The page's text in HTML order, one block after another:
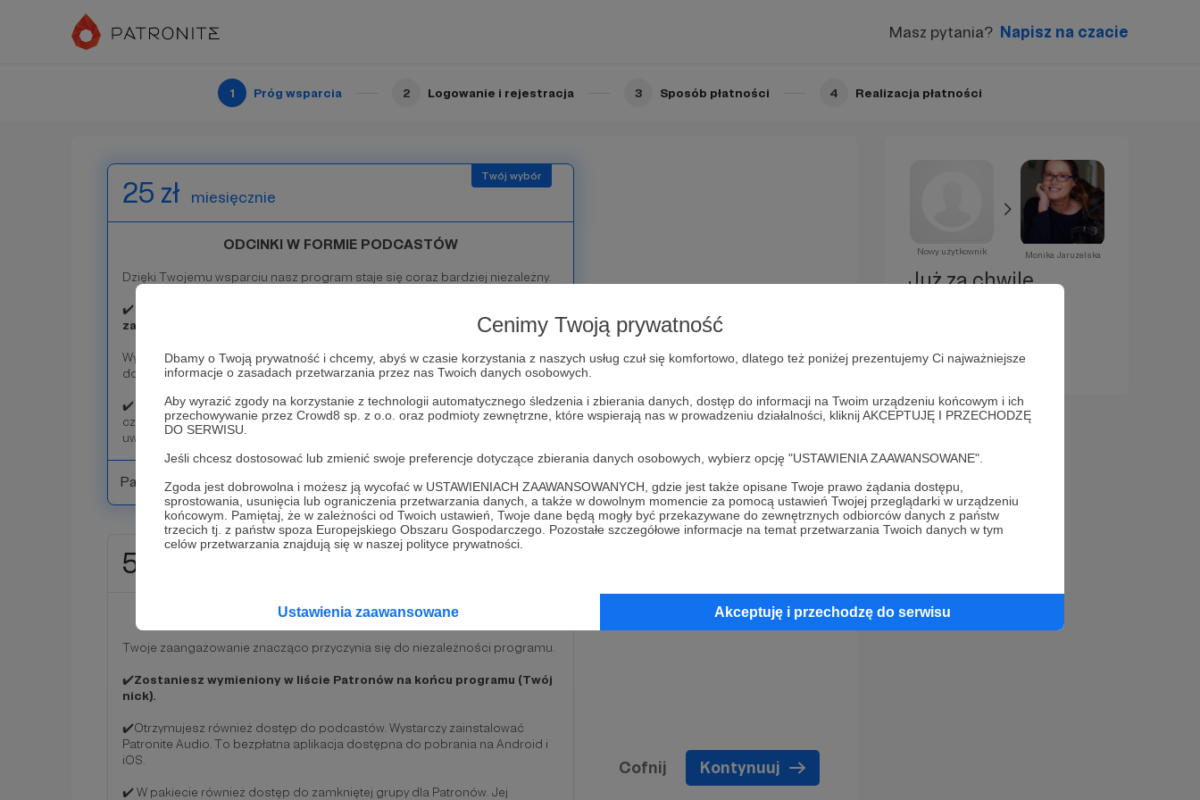
Cenimy Twoją prywatność
Dbamy o Twoją prywatność i chcemy, abyś w czasie korzystania z naszych usług czuł się komfortowo, dlatego też poniżej prezentujemy Ci najważniejsze
informacje o zasadach przetwarzania przez nas Twoich danych osobowych.
Aby wyrazić zgody na korzystanie z technologii automatycznego śledzenia i zbierania danych, dostęp do informacji na Twoim urządzeniu końcowym i ich
przechowywanie przez Crowd8 sp. z o.o. oraz podmioty zewnętrzne, które wspierają nas w prowadzeniu działalności, kliknij AKCEPTUJĘ I PRZECHODZĘ
DO SERWISU.
Jeśli chcesz dostosować lub zmienić swoje preferencje dotyczące zbierania danych osobowych, wybierz opcję "USTAWIENIA ZAAWANSOWANE".
Zgoda jest dobrowolna i możesz ją wycofać w USTAWIENIACH ZAAWANSOWANYCH, gdzie jest także opisane Twoje prawo żądania dostępu,
sprostowania, usunięcia lub ograniczenia przetwarzania danych, a także w dowolnym momencie za pomocą ustawień Twojej przeglądarki w urządzeniu
końcowym. Pamiętaj, że w zależności od Twoich ustawień, Twoje dane będą mogły być przekazywane do zewnętrznych odbiorców danych z państw
trzecich tj. z państw spoza Europejskiego Obszaru Gospodarczego. Pozostałe szczegółowe informacje na temat przetwarzania Twoich danych w tym
celów przetwarzania znajdują się w naszej polityce prywatności.
Ustawienia zaawansowane Akceptuję i przechodzę do serwisu
Masz pytania? Napisz na czacie
1 Próg wsparcia 2 Logowanie i rejestracja 3 Sposób płatności 4 Realizacja płatności
✔️
Zostając Patronem uzyskujesz dostęp do zamkniętej grupy. Jej
25 zł miesięcznie
ODCINKI W FORMIE PODCASTÓW
Dzięki Twojemu wsparciu nasz program staje się coraz bardziej niezależny.
✔️
zaprasza" w formie podcastów.
Wystarczy zainstalować Patronite Audio. To bezpłatna aplikacja dostępna
do pobrania na Android i iOS.
✔️ W pakiecie również dostęp do zamkniętej grupy dla Patronów. Jej
członkowie mogą proponować pytania do Gości, które będą priorytetowo
uwzględniane przy realizacji programu.
Patroni: 11
50 zł
LISTA PATRONÓW
Twoje zaangażowanie znacząco przyczynia się do niezależności programu.
✔️Zostaniesz wymieniony w liście Patronów na końcu programu (Twój
nick).
✔️Otrzymujesz również dostęp do podcastów. Wystarczy zainstalować
Patronite Audio. To bezpłatna aplikacja dostępna do pobrania na Android i
iOS.
✔️ W pakiecie również dostęp do zamkniętej grupy dla Patronów. Jej
Cofnij Kontynuuj
Nowy użytkownik Monika Jaruzelska
Już za chwilę